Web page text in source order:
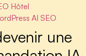
Hôtel
AI SEO
une